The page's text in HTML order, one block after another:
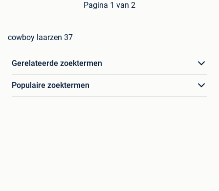
Pagina 1 van 2
cowboy laarzen 37
Gerelateerde zoektermen
Populaire zoektermen